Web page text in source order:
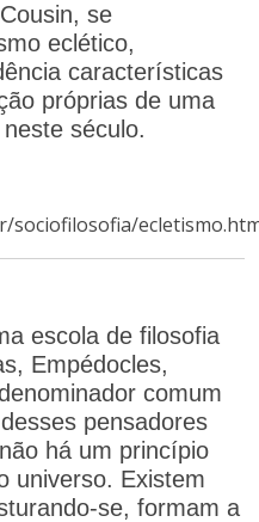
se
eclético,
características
próprias de uma
século.
sociofilosofia/
escola de filosofia
Empédocles,
comum
pensadores
há um princípio
universo. Existem
se, formam a